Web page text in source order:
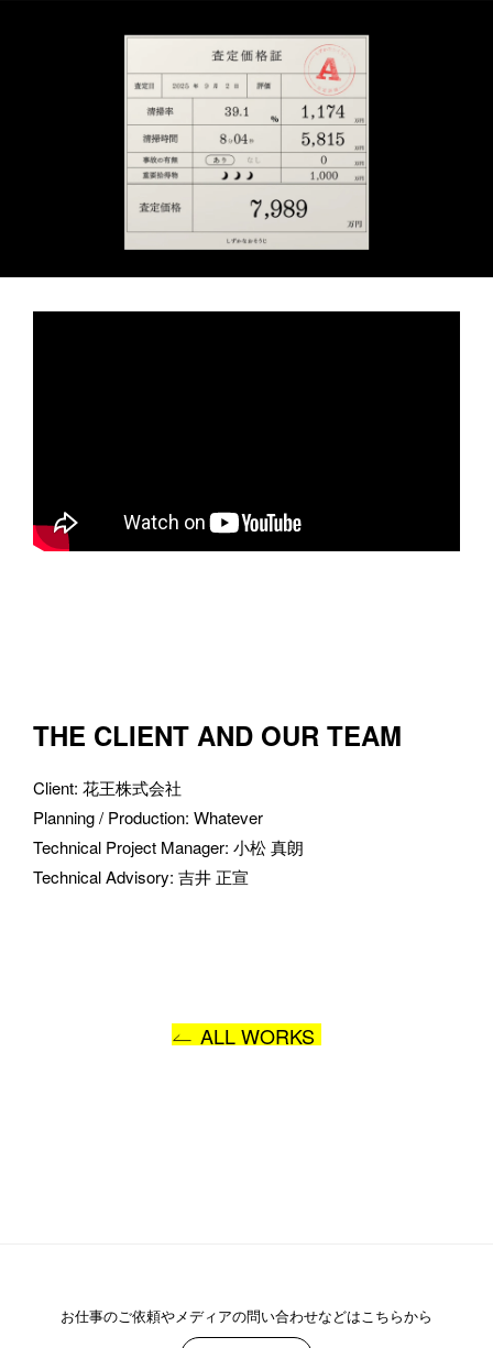
THE CLIENT AND OUR TEAM
Client: 花王株式会社
Planning / Production: Whatever
Technical Project Manager: 小松 真朗
Technical Advisory: 吉井 正宣
ALL WORKS
お仕事のご依頼やメディアの問い合わせなどはこちらから